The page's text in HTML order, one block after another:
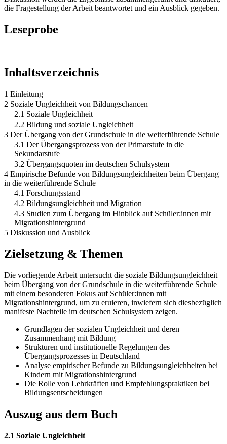
die Fragestellung der Arbeit beantwortet und ein Ausblick gegeben.
Leseprobe
Inhaltsverzeichnis
1 Einleitung
2 Soziale Ungleichheit von Bildungschancen
2.1 Soziale Ungleichheit
2.2 Bildung und soziale Ungleichheit
3 Der Übergang von der Grundschule in die weiterführende Schule
3.1 Der Übergangsprozess von der Primarstufe in die
Sekundarstufe
3.2 Übergangsquoten im deutschen Schulsystem
4 Empirische Befunde von Bildungsungleichheiten beim Übergang
in die weiterführende Schule
4.1 Forschungsstand
4.2 Bildungsungleichheit und Migration
4.3 Studien zum Übergang im Hinblick auf Schüler:innen mit
Migrationshintergrund
5 Diskussion und Ausblick
Zielsetzung & Themen
Die vorliegende Arbeit untersucht die soziale Bildungsungleichheit
beim Übergang von der Grundschule in die weiterführende Schule
mit einem besonderen Fokus auf Schüler:innen mit
Migrationshintergrund, um zu eruieren, inwiefern sich diesbezüglich
manifeste Nachteile im deutschen Schulsystem zeigen.
Grundlagen der sozialen Ungleichheit und deren
Zusammenhang mit Bildung
Strukturen und institutionelle Regelungen des
Übergangsprozesses in Deutschland
Analyse empirischer Befunde zu Bildungsungleichheiten bei
Kindern mit Migrationshintergrund
Die Rolle von Lehrkräften und Empfehlungspraktiken bei
Bildungsentscheidungen
Auszug aus dem Buch
2.1 Soziale Ungleichheit